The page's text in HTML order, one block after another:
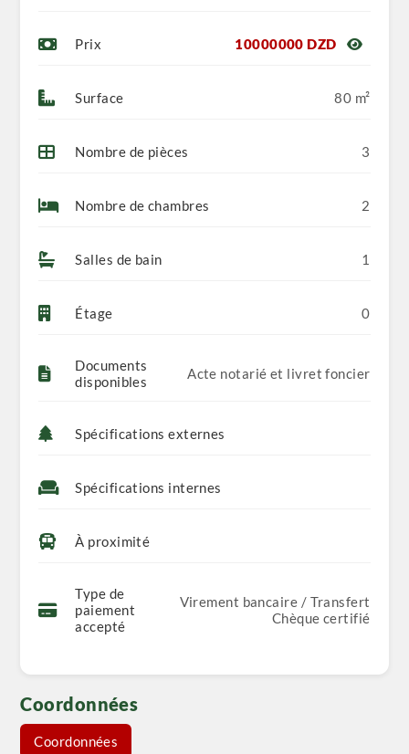
Prix 10000000 DZD
Surface 80 m²
Nombre de pièces 3
Nombre de chambres 2
Salles de bain 1
Étage 0
Documents
disponibles
Acte notarié et livret foncier
Spécifications externes
Spécifications internes
À proximité
Type de
paiement
accepté
Virement bancaire / Transfert
Chèque certifié
Coordonnées
Coordonnées